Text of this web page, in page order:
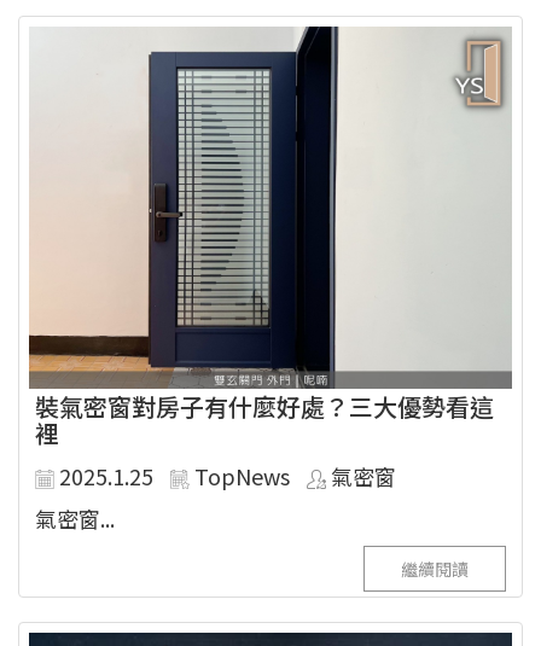
裝氣密窗對房子有什麼好處？三大優勢看這
裡
2025.1.25 TopNews
氣密窗
氣密窗...
繼續閱讀